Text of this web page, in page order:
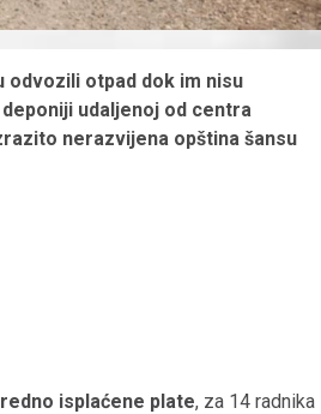
odvozili otpad dok im nisu
udaljenoj od centra
nerazvijena opština šansu
isplaćene plate, za 14 radnika